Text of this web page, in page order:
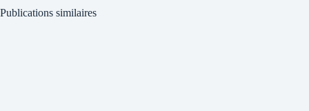
Publications similaires